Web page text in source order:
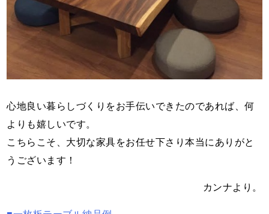
心地良い暮らしづくりをお手伝いできたのであれば、何
よりも嬉しいです。
こちらこそ、大切な家具をお任せ下さり本当にありがと
うございます！
カンナより。